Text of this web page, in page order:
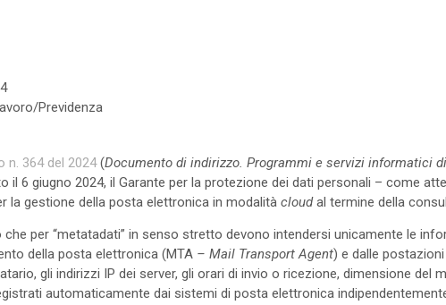
Previdenza
n. 364 del 2024(Documento di indirizzo. Programmi e servizi informatici
il 6 giugno 2024, il Garante per la protezione dei dati personali – come
la gestione della posta elettronica in modalità cloudal termine della
che per “metatadati” in senso stretto devono intendersi unicamente le
della posta elettronica (MTA – Mail Transport Agent) e dalle
gli indirizzi IP dei server, gli orari di invio o ricezione, dimensione
automaticamente dai sistemi di posta elettronica